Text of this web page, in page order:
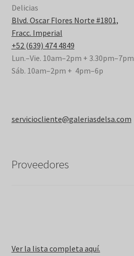
Delicias
Blvd. Oscar Flores Norte #1801,
Fracc. Imperial
+52 (639) 474 4849
Lun.–Vie. 10am–2pm + 3.30pm–7pm
Sáb. 10am–2pm + 4pm–6p
serviciocliente@galeriasdelsa.com
Proveedores
Ver la lista completa aquí.